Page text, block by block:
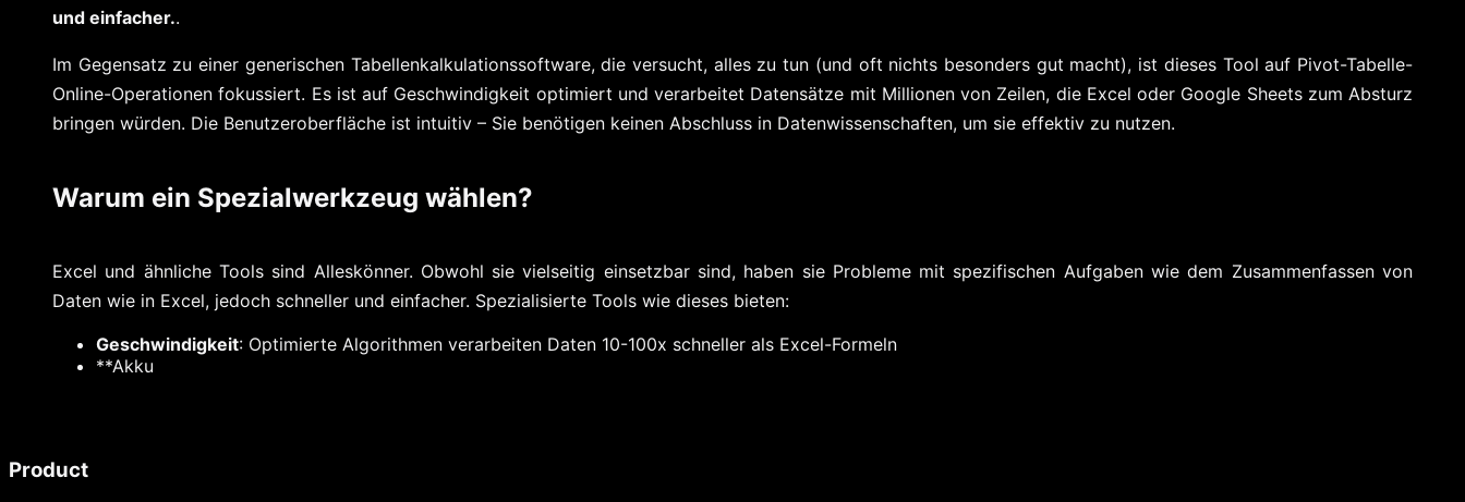
und einfacher..
Im Gegensatz zu einer generischen Tabellenkalkulationssoftware, die versucht, alles zu tun (und oft nichts besonders gut macht), ist dieses Tool auf Pivot-Tabelle-
Online-Operationen fokussiert. Es ist auf Geschwindigkeit optimiert und verarbeitet Datensätze mit Millionen von Zeilen, die Excel oder Google Sheets zum Absturz
bringen würden. Die Benutzeroberfläche ist intuitiv – Sie benötigen keinen Abschluss in Datenwissenschaften, um sie effektiv zu nutzen.
Warum ein Spezialwerkzeug wählen?
Excel und ähnliche Tools sind Alleskönner. Obwohl sie vielseitig einsetzbar sind, haben sie Probleme mit spezifischen Aufgaben wie dem Zusammenfassen von
Daten wie in Excel, jedoch schneller und einfacher. Spezialisierte Tools wie dieses bieten:
Geschwindigkeit: Optimierte Algorithmen verarbeiten Daten 10-100x schneller als Excel-Formeln
**Akku
Product